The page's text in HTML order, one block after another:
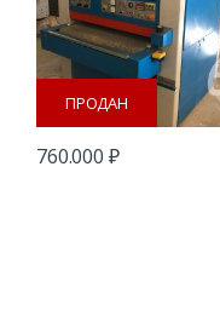
ПРОДАН
760.000 ₽